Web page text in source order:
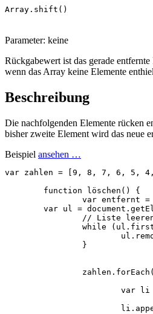
Array.shift()
Parameter: keine
Rückgabewert ist das gerade
wenn das Array keine Elemente
Beschreibung
Die nachfolgenden Elemente rücken
bisher zweite Element wird das neue
Beispiel ansehen …
var zahlen = [9 , 8 , 7 , 6 , 5 , 4 ,
function
löschen ()
{
var entfernt =
var ul = document .
// Liste
while
( ul .
ul .
}
zahlen . forEach (
var li
li .